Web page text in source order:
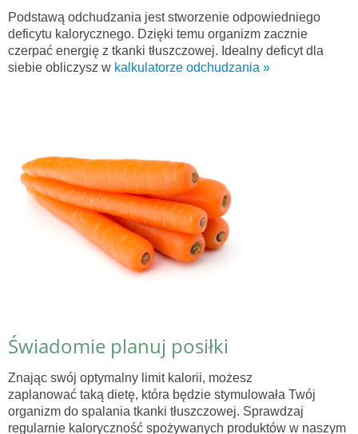
Podstawą odchudzania jest stworzenie odpowiedniego
deficytu kalorycznego. Dzięki temu organizm zacznie
czerpać energię z tkanki tłuszczowej. Idealny deficyt dla
siebie obliczysz w kalkulatorze odchudzania »
Świadomie planuj posiłki
Znając swój optymalny limit kalorii, możesz
zaplanować taką dietę, która będzie stymulowała Twój
organizm do spalania tkanki tłuszczowej. Sprawdzaj
regularnie kaloryczność spożywanych produktów w naszym